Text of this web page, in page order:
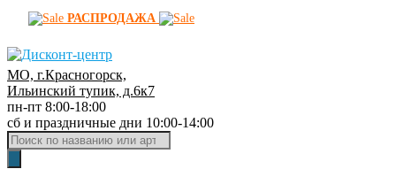
РАСПРОДАЖА
Д
и
с
к
о
МО, г.Красногорск,
Ильинский тупик, д.6к7
пн-пт 8:00-18:00
сб и праздничные дни 10:00-14:00
Поиск
товаров